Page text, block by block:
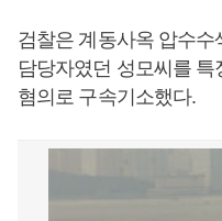
검찰은 계동사옥 압수
담당자였던 성모씨를
혐의로 구속기소했다.